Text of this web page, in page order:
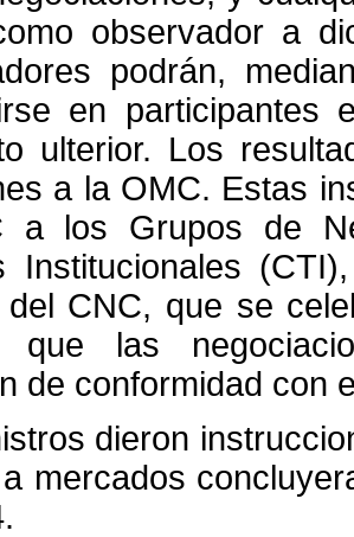
observador a
podrán,
en participantes
ulterior. Los
a la OMC. Estas
a los Grupos de
Institucionales
del CNC, que se
que las
de conformidad con
dieron
mercados